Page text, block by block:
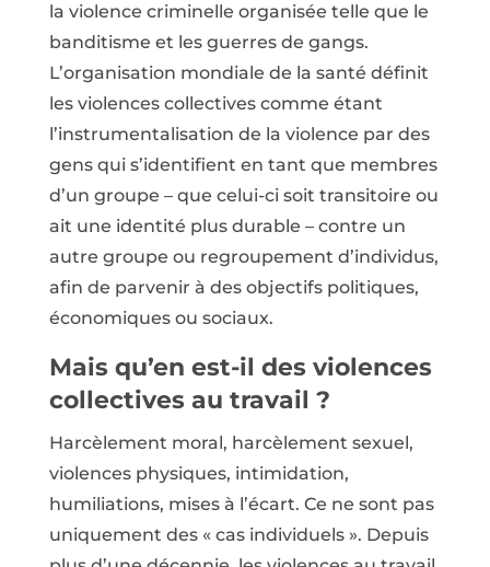
la violence criminelle organisée telle que le
banditisme et les guerres de gangs.
L’organisation mondiale de la santé définit
les violences collectives comme étant
l’instrumentalisation de la violence par des
gens qui s’identifient en tant que membres
d’un groupe – que celui-ci soit transitoire ou
ait une identité plus durable – contre un
autre groupe ou regroupement d’individus,
afin de parvenir à des objectifs politiques,
économiques ou sociaux.
Mais qu’en est-il des violences
collectives au travail ?
Harcèlement moral, harcèlement sexuel,
violences physiques, intimidation,
humiliations, mises à l’écart. Ce ne sont pas
uniquement des « cas individuels ». Depuis